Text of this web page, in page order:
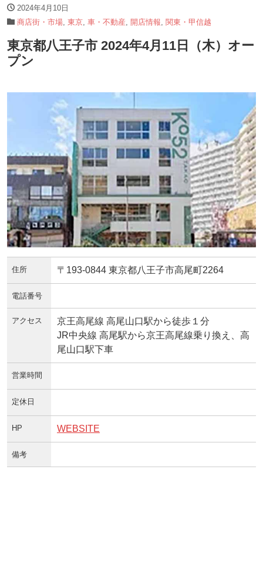
2024年4月10日
商店街・市場 東京 車・不動産 開店情報 関東・甲信越
東京都八王子市 2024年4月11日（木）オー
プン
住所 〒193-0844 東京都八王子市高尾町2264
電話番号
アクセス
京王高尾線 高尾山口駅から徒歩１分
JR中央線 高尾駅から京王高尾線乗り換え、高
尾山口駅下車
営業時間
定休日
HP WEBSITE
備考